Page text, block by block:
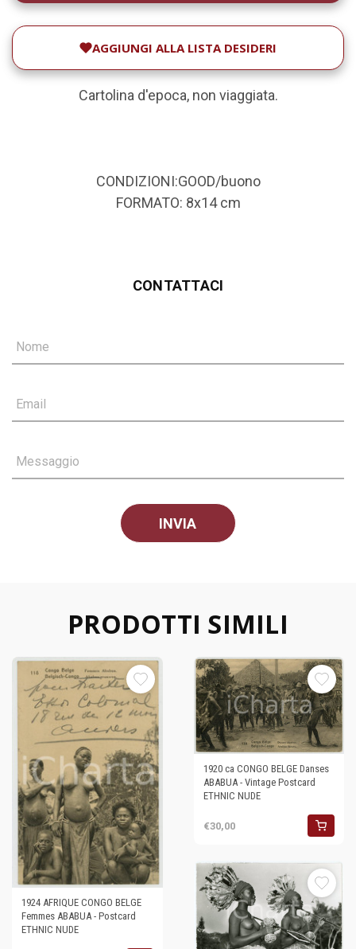
AGGIUNGI ALLA LISTA DESIDERI
Cartolina d'epoca, non viaggiata.
CONDIZIONI:GOOD/buono
FORMATO: 8x14 cm
CONTATTACI
Nome
Email
Messaggio
PRODOTTI SIMILI
1924 AFRIQUE CONGO BELGE
Femmes ABABUA - Postcard
ETHNIC NUDE
1920 ca CONGO BELGE Danses
ABABUA - Vintage Postcard
ETHNIC NUDE
€30,00